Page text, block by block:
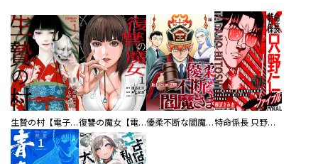
生贄の村【電子単行本版】 復讐の魔女【電子単行本版】 優柔不断な閻魔さま 特命係長 只野仁ファイナル 愛蔵版